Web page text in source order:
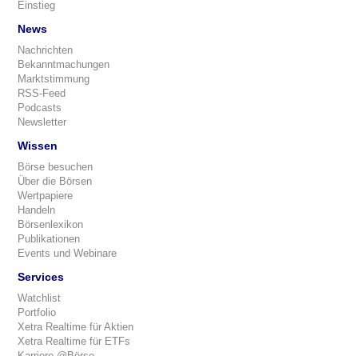
Einstieg
News
Nachrichten
Bekanntmachungen
Marktstimmung
RSS-Feed
Podcasts
Newsletter
Wissen
Börse besuchen
Über die Börsen
Wertpapiere
Handeln
Börsenlexikon
Publikationen
Events und Webinare
Services
Watchlist
Portfolio
Xetra Realtime für Aktien
Xetra Realtime für ETFs